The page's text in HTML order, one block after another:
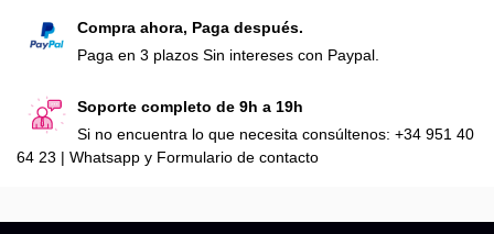
Compra ahora, Paga después.
Paga en 3 plazos Sin intereses con Paypal.
Soporte completo de 9h a 19h
Si no encuentra lo que necesita consúltenos: +34 951 40
64 23 | Whatsapp y Formulario de contacto